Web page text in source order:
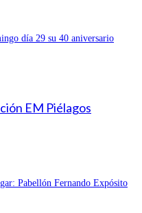
día 29 su 40 aniversario
EM Piélagos
Pabellón Fernando Expósito